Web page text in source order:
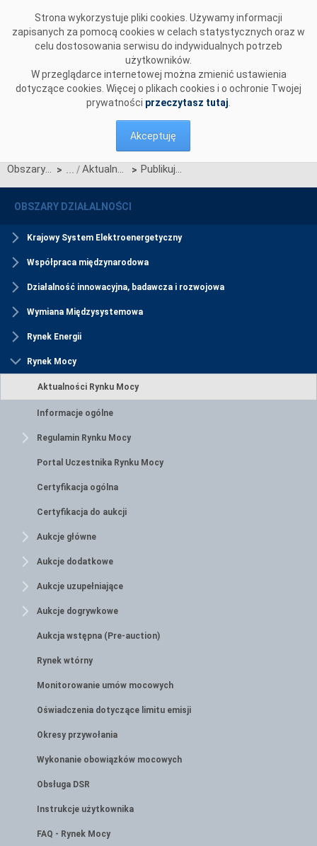
Strona wykorzystuje pliki cookies. Używamy informacji
zapisanych za pomocą cookies w celach statystycznych oraz w
celu dostosowania serwisu do indywidualnych potrzeb
użytkowników.
W przeglądarce internetowej można zmienić ustawienia
dotyczące cookies. Więcej o plikach cookies i o ochronie Twojej
prywatności przeczytasz tutaj
Akceptuję
Obszary działalności > Aktualności Rynku Mocy > Publikujemy poprawione wstępne wyniki aukcji dodatkowej na 1. kwartał roku dostaw 2027
OBSZARY DZIAŁALNOŚCI
Krajowy System Elektroenergetyczny
Współpraca międzynarodowa
Działalność innowacyjna, badawcza i rozwojowa
Wymiana Międzysystemowa
Rynek Energii
Rynek Mocy
Aktualności Rynku Mocy
Informacje ogólne
Regulamin Rynku Mocy
Portal Uczestnika Rynku Mocy
Certyfikacja ogólna
Certyfikacja do aukcji
Aukcje główne
Aukcje dodatkowe
Aukcje uzupełniające
Aukcje dogrywkowe
Aukcja wstępna (Pre-auction)
Rynek wtórny
Monitorowanie umów mocowych
Oświadczenia dotyczące limitu emisji
Okresy przywołania
Wykonanie obowiązków mocowych
Obsługa DSR
Instrukcje użytkownika
FAQ - Rynek Mocy